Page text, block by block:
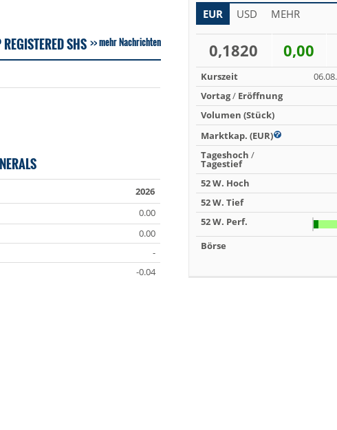
SHS mehr Nachrichten
2026
0.00
0.00
-
-0.04
EUR USD MEHR
0,1820 0,00
Kurszeit
Vortag/ Eröffnung
Volumen (Stück)
Marktkap. (EUR)
Tageshoch /
Tagestief
52 W. Hoch
52 W. Tief
52 W. Perf.
Börse